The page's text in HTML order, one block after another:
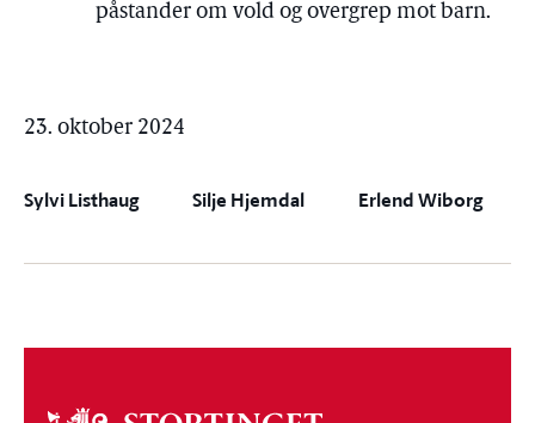
påstander om vold og overgrep mot barn.
23. oktober 2024
Sylvi Listhaug Silje Hjemdal Erlend Wiborg